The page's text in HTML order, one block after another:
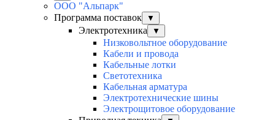
ООО "Альпарк"
Программа поставок
▼
Электротехника ▼
Низковольтное оборудование
Кабели и провода
Кабельные лотки
Светотехника
Кабельная арматура
Электротехнические шины
Электрощитовое оборудование